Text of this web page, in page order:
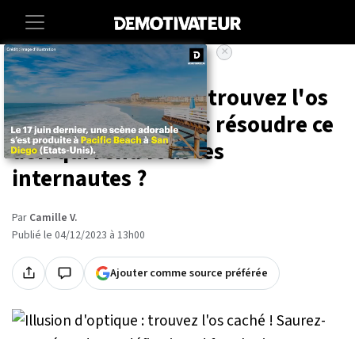
Accueil Lifestyle
Illusion d'optique : trouvez l'os
caché ! Saurez-vous résoudre ce
défi qui rend fous les
internautes ?
Par Camille V.
Publié le 04/12/2023 à 13h00
Ajouter comme source préférée
×